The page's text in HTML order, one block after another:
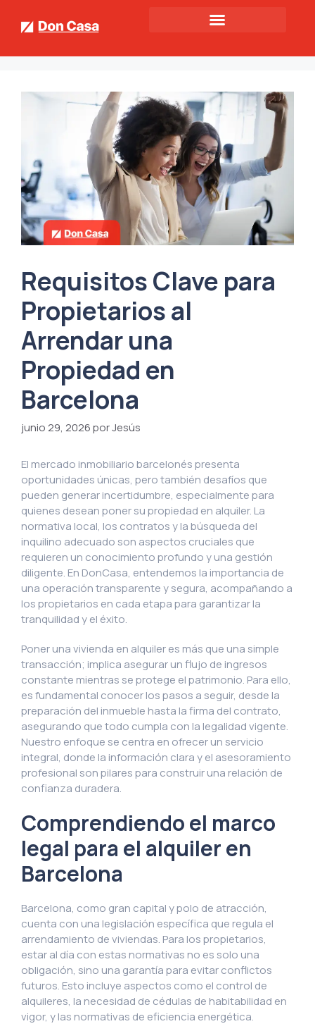
Requisitos Clave para
Propietarios al
Arrendar una
Propiedad en
Barcelona
junio 29, 2026por Jesús
El mercado inmobiliario barcelonés presenta
oportunidades únicas, pero también desafíos que
pueden generar incertidumbre, especialmente para
quienes desean poner su propiedad en alquiler. La
normativa local, los contratos y la búsqueda del
inquilino adecuado son aspectos cruciales que
requieren un conocimiento profundo y una gestión
diligente. En DonCasa, entendemos la importancia de
una operación transparente y segura, acompañando a
los propietarios en cada etapa para garantizar la
tranquilidad y el éxito.
Poner una vivienda en alquiler es más que una simple
transacción; implica asegurar un flujo de ingresos
constante mientras se protege el patrimonio. Para ello,
es fundamental conocer los pasos a seguir, desde la
preparación del inmueble hasta la firma del contrato,
asegurando que todo cumpla con la legalidad vigente.
Nuestro enfoque se centra en ofrecer un servicio
integral, donde la información clara y el asesoramiento
profesional son pilares para construir una relación de
confianza duradera.
Comprendiendo el marco
legal para el alquiler en
Barcelona
Barcelona, como gran capital y polo de atracción,
cuenta con una legislación específica que regula el
arrendamiento de viviendas. Para los propietarios,
estar al día con estas normativas no es solo una
obligación, sino una garantía para evitar conflictos
futuros. Esto incluye aspectos como el control de
alquileres, la necesidad de cédulas de habitabilidad en
vigor, y las normativas de eficiencia energética.